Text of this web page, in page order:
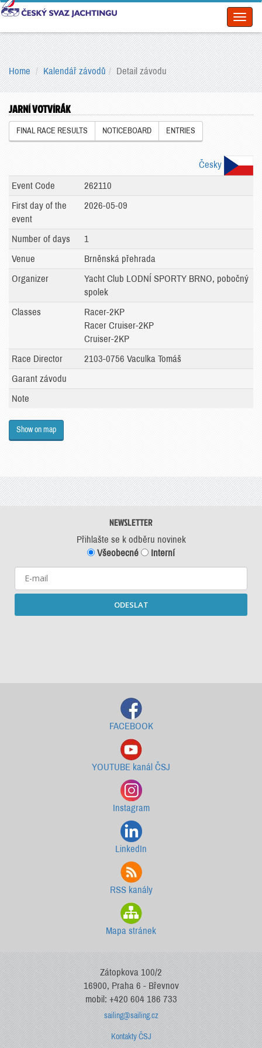
Home Kalendář závodů Detail závodu
JARNÍ VOTVÍRÁK
FINAL RACE RESULTS NOTICEBOARD ENTRIES
Česky
Event Code
262110
First day of the
event
2026-05-09
Number of days
1
Venue
Brněnská přehrada
Organizer
Yacht Club LODNÍ SPORTY BRNO, pobočný
spolek
Classes
Racer-2KP
Racer Cruiser-2KP
Cruiser-2KP
Race Director
2103-0756 Vaculka Tomáš
Garant závodu
Note
Show on map
NEWSLETTER
Přihlašte se k odběru novinek
Všeobecné
Interní
ODESLAT
FACEBOOK
YOUTUBE kanál ČSJ
Instagram
LinkedIn
RSS kanály
Mapa stránek
Zátopkova 100/2
16900, Praha 6 - Břevnov
mobil: +420 604 186 733
sailing@sailing.cz
Kontakty ČSJ